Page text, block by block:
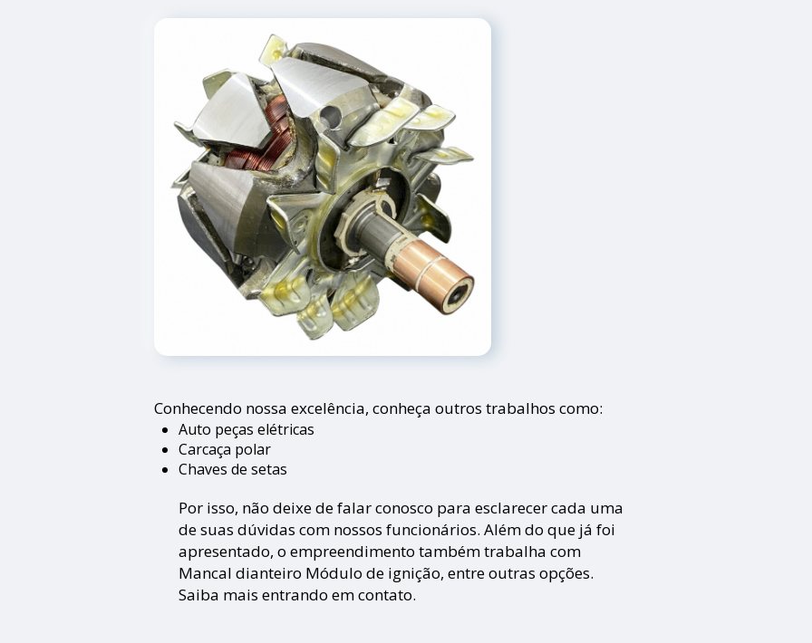
Conhecendo nossa excelência, conheça outros trabalhos como:
Auto peças elétricas
Carcaça polar
Chaves de setas
Por isso, não deixe de falar conosco para esclarecer cada uma
de suas dúvidas com nossos funcionários. Além do que já foi
apresentado, o empreendimento também trabalha com
Mancal dianteiro Módulo de ignição, entre outras opções.
Saiba mais entrando em contato.